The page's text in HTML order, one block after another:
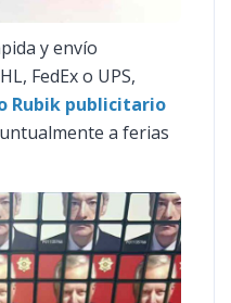
y envío
FedEx o UPS,
Rubik publicitario
a ferias